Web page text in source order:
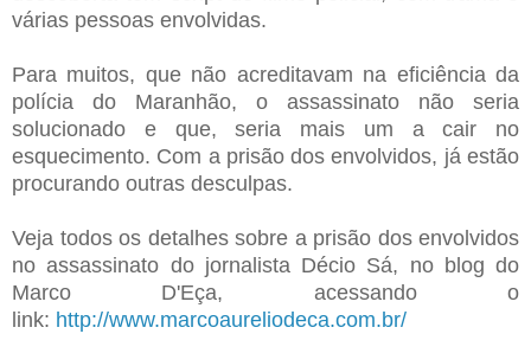
várias pessoas envolvidas.
Para muitos, que não acreditavam na eficiência da
polícia do Maranhão, o assassinato não seria
solucionado e que, seria mais um a cair no
esquecimento. Com a prisão dos envolvidos, já estão
procurando outras desculpas.
Veja todos os detalhes sobre a prisão dos envolvidos
no assassinato do jornalista Décio Sá, no blog do
Marco D'Eça, acessando o
link: http://www.marcoaureliodeca.com.br/